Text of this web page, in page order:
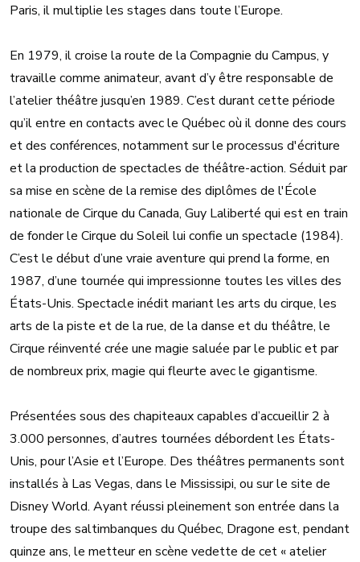
Paris, il multiplie les stages dans toute l’Europe.
En 1979, il croise la route de la Compagnie du Campus, y
travaille comme animateur, avant d’y être responsable de
l’atelier théâtre jusqu’en 1989. C’est durant cette période
qu’il entre en contacts avec le Québec où il donne des cours
et des conférences, notamment sur le processus d'écriture
et la production de spectacles de théâtre-action. Séduit par
sa mise en scène de la remise des diplômes de l'École
nationale de Cirque du Canada, Guy Laliberté qui est en train
de fonder le Cirque du Soleil lui confie un spectacle (1984).
C’est le début d’une vraie aventure qui prend la forme, en
1987, d’une tournée qui impressionne toutes les villes des
États-Unis. Spectacle inédit mariant les arts du cirque, les
arts de la piste et de la rue, de la danse et du théâtre, le
Cirque réinventé crée une magie saluée par le public et par
de nombreux prix, magie qui fleurte avec le gigantisme.
Présentées sous des chapiteaux capables d’accueillir 2 à
3.000 personnes, d’autres tournées débordent les États-
Unis, pour l’Asie et l’Europe. Des théâtres permanents sont
installés à Las Vegas, dans le Mississipi, ou sur le site de
Disney World. Ayant réussi pleinement son entrée dans la
troupe des saltimbanques du Québec, Dragone est, pendant
quinze ans, le metteur en scène vedette de cet « atelier